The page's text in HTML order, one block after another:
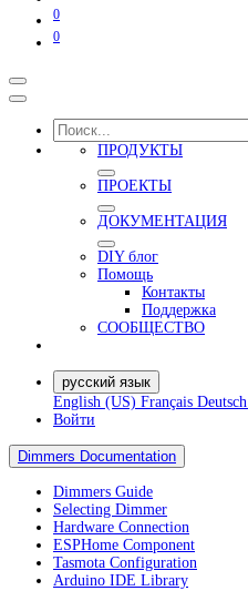
0
0
ПРОДУКТЫ
ПРОЕКТЫ
ДОКУМЕНТАЦИЯ
DIY блог
Помощь
Контакты
Поддержка
СООБЩЕСТВО
русский язык
English (US) Français Deutsch
Войти
Dimmers Documentation
Dimmers Guide
Selecting Dimmer
Hardware Connection
ESPHome Component
Tasmota Configuration
Arduino IDE Library